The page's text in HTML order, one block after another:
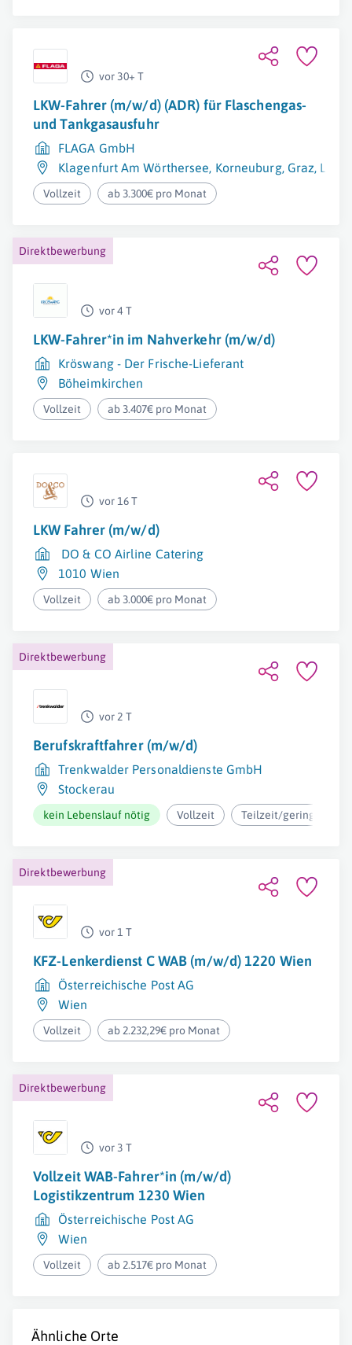
vor 30+ T
LKW-Fahrer (m/w/d) (ADR) für Flaschengas-
und Tankgasausfuhr
FLAGA GmbH
Klagenfurt Am Wörthersee, Korneuburg, Graz, Linz
Vollzeit ab 3.300€ pro Monat
Direktbewerbung
vor 4 T
LKW-Fahrer*in im Nahverkehr (m/w/d)
Kröswang - Der Frische-Lieferant
Böheimkirchen
Vollzeit ab 3.407€ pro Monat
vor 16 T
LKW Fahrer (m/w/d)
DO & CO Airline Catering
1010 Wien
Vollzeit ab 3.000€ pro Monat
Direktbewerbung
vor 2 T
Berufskraftfahrer (m/w/d)
Trenkwalder Personaldienste GmbH
Stockerau
kein Lebenslauf nötig Vollzeit Teilzeit/geringfügig
Direktbewerbung
vor 1 T
KFZ-Lenkerdienst C WAB (m/w/d) 1220 Wien
Österreichische Post AG
Wien
Vollzeit ab 2.232,29€ pro Monat
Direktbewerbung
vor 3 T
Vollzeit WAB-Fahrer*in (m/w/d)
Logistikzentrum 1230 Wien
Österreichische Post AG
Wien
Vollzeit ab 2.517€ pro Monat
Ähnliche Orte